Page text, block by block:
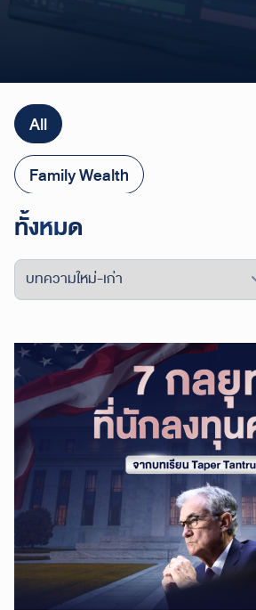
All
Family Wealth
Retirement
Wealth Building
ทั้งหมด